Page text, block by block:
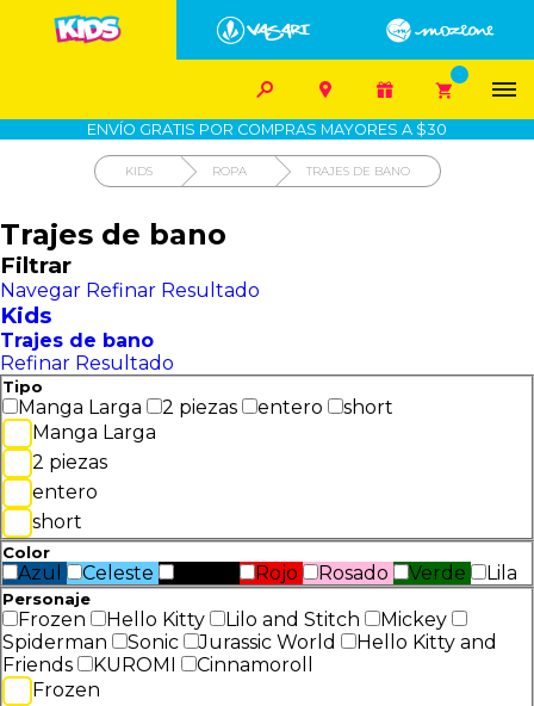
 
   
1700-VASARI (827274) MIS PEDIDOS
COMO COMPRAR DEVOLUCIÓN SIN COSTO
ENVÍO GRATIS POR COMPRAS MAYORES A $30
KIDS ROPA TRAJES DE BANO
Trajes de bano
Filtrar
Navegar Refinar Resultado
Kids
Trajes de bano
Refinar Resultado
Tipo
Manga Larga 2 piezas entero
short
Manga Larga
2 piezas
entero
short
Color
Azul Celeste Rojo Rosado Verde Lila
Personaje
Frozen Hello Kitty Lilo and Stitch
Mickey
Spiderman
Sonic Jurassic World
Hello Kitty and
Friends
KUROMI
Cinnamoroll
Frozen